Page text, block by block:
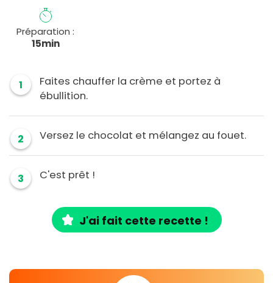
Préparation :
15min
1
Faites chauffer la crème et portez à
ébullition.
2 Versez le chocolat et mélangez au fouet.
3 C'est prêt !
J'ai fait cette recette !